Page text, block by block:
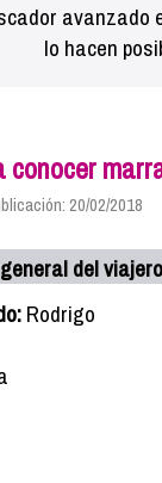
avanzado
lo hacen
conocer
20/02/2018
del viajero
Rodrigo